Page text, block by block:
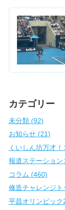
カテゴリー
未分類 (92)
お知らせ (21)
くいしん坊万才
報道ステーショ
コラム (460)
修造チャレンジ
平昌オリンピッ